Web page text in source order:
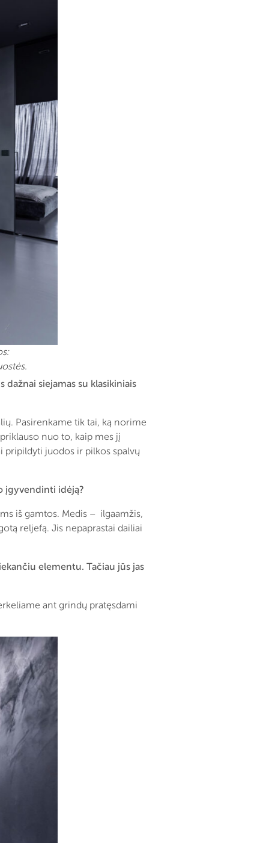
siejamas su klasikiniais
Pasirenkame tik tai, ką norime
nuo to, kaip mes jį
pripildyti juodos ir pilkos spalvų
įgyvendinti idėją?
iš gamtos. Medis – ilgaamžis,
reljefą. Jis nepaprastai dailiai
elementu. Tačiau jūs jas
ant grindų pratęsdami